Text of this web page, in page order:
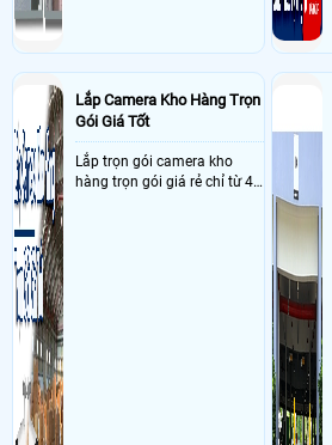
Lắp Camera Kho Hàng Trọn
Gói Giá Tốt
Lắp trọn gói camera kho
hàng trọn gói giá rẻ chỉ từ 4